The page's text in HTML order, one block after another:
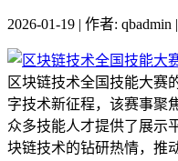
2026-01-19 | 作者: qbadmin |
区块链技术全国技能大赛
字技术新征程，该赛事聚
众多技能人才提供了展示
块链技术的钻研热情，推